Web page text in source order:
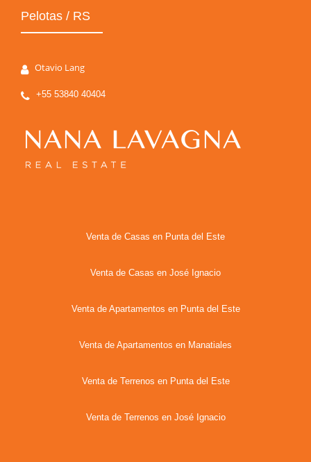
Pelotas / RS
Otavio Lang
+55 53840 40404
Venta de Casas en Punta del Este
Venta de Casas en José Ignacio
Venta de Apartamentos en Punta del Este
Venta de Apartamentos en Manatiales
Venta de Terrenos en Punta del Este
Venta de Terrenos en José Ignacio